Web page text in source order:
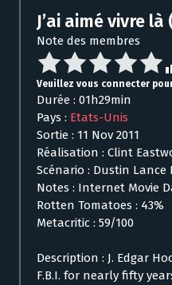
J’ai aimé vivre là
Note des membres
Veuillez vous connecter
Durée : 01h29min
Pays : Etats-Unis
Sortie : 11 Nov 2011
Réalisation : Clint
Scénario : Dustin Lance
Notes : Internet Movie
Rotten Tomatoes : 43%
Metacritic : 59/100
Description : J. Edgar
F.B.I. for nearly fifty